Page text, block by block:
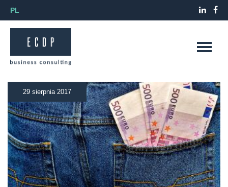
PL
29 sierpnia 2017